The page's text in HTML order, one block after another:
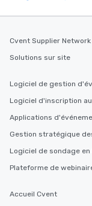
Cvent Supplier Network
Solutions sur site
Logiciel de gestion
Logiciel d'inscription
Applications
Gestion stratégique
Logiciel de sondage en
Plateforme de
Accueil Cvent